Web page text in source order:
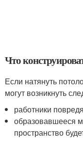
Что
Если натянуть
могут возникнуть
работники
образовавшееся
пространство